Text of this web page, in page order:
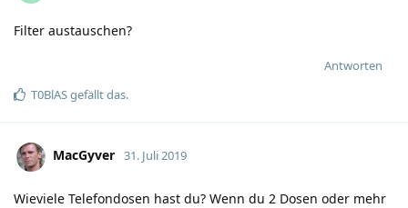
Filter austauschen?
Antworten
T0BlASgefällt das.
MacGyver 31. Juli 2019
Wieviele Telefondosen hast du? Wenn du 2 Dosen oder mehr